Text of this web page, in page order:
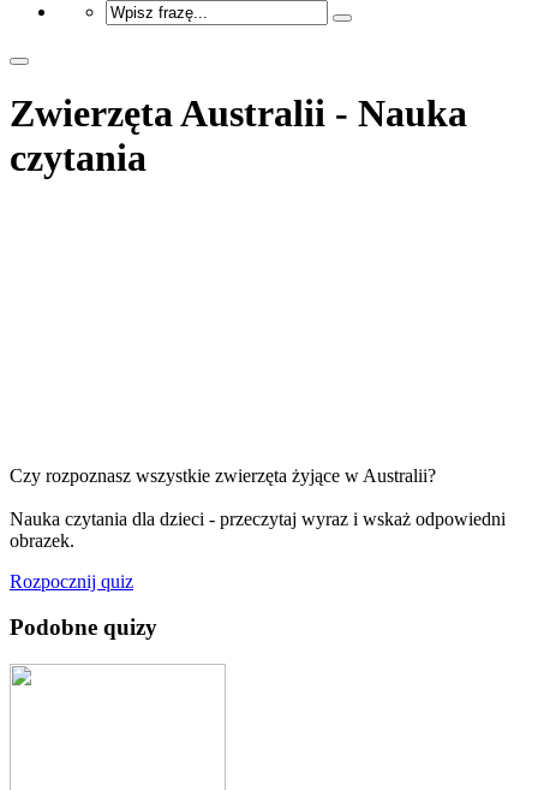
Zwierzęta Australii - Nauka
czytania
Czy rozpoznasz wszystkie zwierzęta żyjące w Australii?
Nauka czytania dla dzieci - przeczytaj wyraz i wskaż odpowiedni
obrazek.
Rozpocznij quiz
Podobne quizy